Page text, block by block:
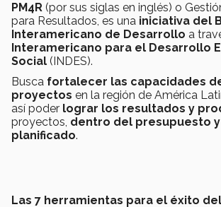
PM4R (por sus siglas en inglés) o
para Resultados, es una iniciativa del
Interamericano de Desarrollo a
Interamericano para el Desarrollo
Social (INDES).
Busca fortalecer las capacidades
proyectos en la región de América
así poder lograr los resultados y
proyectos, dentro del presupuesto
planificado.
Las 7 herramientas para el éxito del